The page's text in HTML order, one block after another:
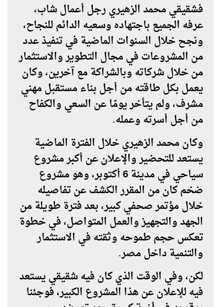
فشقيقيمحمد الزهيريرجل أعمال شاب،
عرفه الجميع باجتهاده وسعيه الدائم للنجاح،
ونجح خلال السنوات الماضية في تنفيذ عدد
من المشروعات في مجال التطوير والاستثمار
من خلال شركاته وبالشراكة مع آخرين، وكان
يعمل بكل طاقته من أجل بناء مستقبل مهني
مشرف، ولم يتأخر يومًا عن السعي والكفاح
من أجل أسرته وعمله.
وكان محمد الزهيري خلال الفترة الماضية
يستعد للتحضير والإعلان عنأكبر مشروع
سياحي في مدينة 6 أكتوبر
، وهو مشروع
ضخم كان من المقرر الكشف عن تفاصيله
خلالمؤتمر صحفي كبير، بعد فترة طويلة من
الجهد والتجهيز والعمل المتواصل، في خطوة
تعكس حجم طموحه وثقته في الاستثمار
والتنمية داخل مصر.
لكن، وفي الوقت الذي كان فيه شقيقي يستعد
فيه للإعلان عن هذا المشروع الكبير، فوجئنا